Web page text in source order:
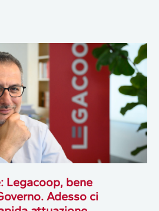
Legacoop, bene
Adesso ci